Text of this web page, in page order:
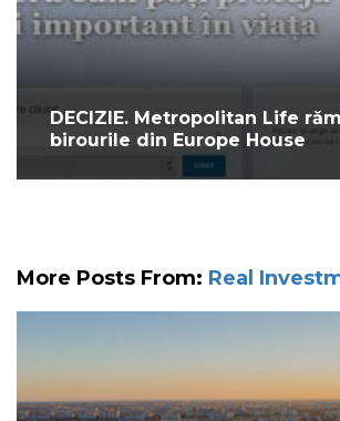
DECIZIE. Metropolitan Life
birourile din Europe House
More Posts From: Real